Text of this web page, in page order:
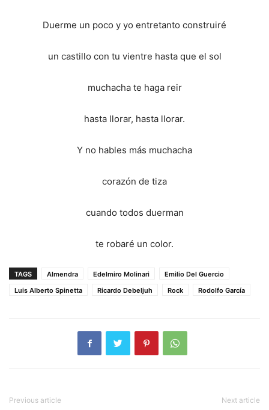
Duerme un poco y yo entretanto construiré
un castillo con tu vientre hasta que el sol
muchacha te haga reir
hasta llorar, hasta llorar.
Y no hables más muchacha
corazón de tiza
cuando todos duerman
te robaré un color.
TAGS Almendra Edelmiro Molinari
Emilio Del Guercio
Luis Alberto Spinetta
Ricardo Debeljuh Rock Rodolfo García
Previous article Next article